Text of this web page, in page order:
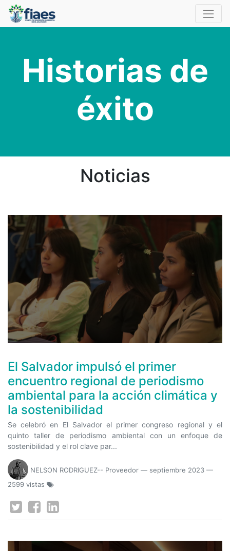
Historias de
éxito
Noticias
El Salvador impulsó el primer
encuentro regional de periodismo
ambiental para la acción climática y
la sostenibilidad
Se celebró en El Salvador el primer congreso regional y el
quinto taller de periodismo ambiental con un enfoque de
sostenibilidad y el rol clave par...
NELSON RODRIGUEZ-- Proveedor — septiembre 2023 —
2599 vistas